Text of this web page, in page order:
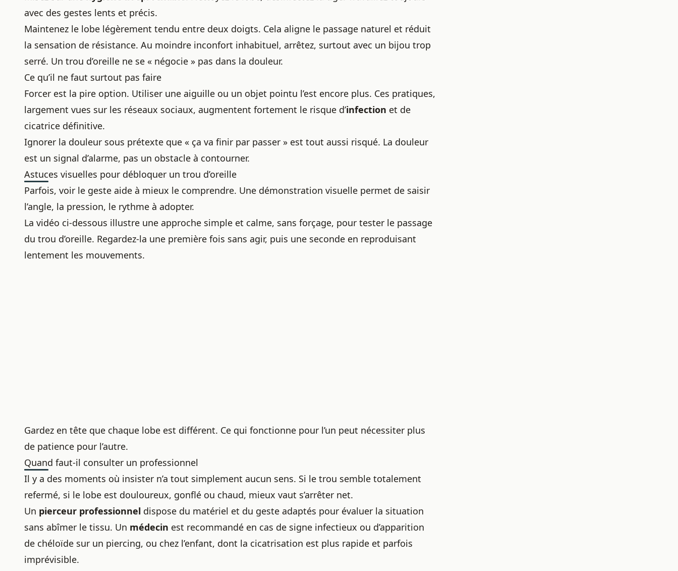
avec des gestes lents et précis.
Maintenez le lobe légèrement tendu entre deux doigts. Cela aligne le passage naturel et réduit
la sensation de résistance. Au moindre inconfort inhabituel, arrêtez, surtout avec un bijou trop
serré. Un trou d’oreille ne se « négocie » pas dans la douleur.
Ce qu’il ne faut surtout pas faire
Forcer est la pire option. Utiliser une aiguille ou un objet pointu l’est encore plus. Ces pratiques,
largement vues sur les réseaux sociaux, augmentent fortement le risque d’infection et de
cicatrice définitive.
Ignorer la douleur sous prétexte que « ça va finir par passer » est tout aussi risqué. La douleur
est un signal d’alarme, pas un obstacle à contourner.
Astuces visuelles pour débloquer un trou d’oreille
Parfois, voir le geste aide à mieux le comprendre. Une démonstration visuelle permet de saisir
l’angle, la pression, le rythme à adopter.
La vidéo ci-dessous illustre une approche simple et calme, sans forçage, pour tester le passage
du trou d’oreille. Regardez-la une première fois sans agir, puis une seconde en reproduisant
lentement les mouvements.
Gardez en tête que chaque lobe est différent. Ce qui fonctionne pour l’un peut nécessiter plus
de patience pour l’autre.
Quand faut-il consulter un professionnel
Il y a des moments où insister n’a tout simplement aucun sens. Si le trou semble totalement
refermé, si le lobe est douloureux, gonflé ou chaud, mieux vaut s’arrêter net.
Un pierceur professionnel dispose du matériel et du geste adaptés pour évaluer la situation
sans abîmer le tissu. Un médecin est recommandé en cas de signe infectieux ou d’apparition
de chéloïde sur un piercing, ou chez l’enfant, dont la cicatrisation est plus rapide et parfois
imprévisible.